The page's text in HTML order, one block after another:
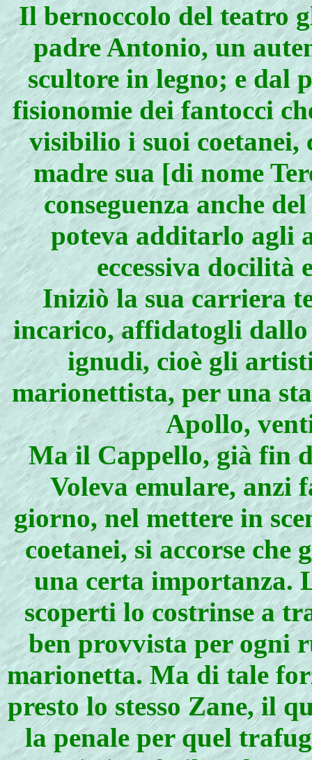
Il bernoccolo del teatro
padre Antonio, un
scultore in legno; e dal
fisionomie dei fantocci
visibilio i suoi coetanei,
madre sua [di nome
conseguenza anche
poteva additarlo agli
eccessiva docilità
Iniziò la sua carriera
incarico, affidatogli dallo
ignudi, cioè gli
marionettista, per una
Apollo,
Ma il Cappello, già fin
Voleva emulare, anzi
giorno, nel mettere in
coetanei, si accorse
una certa importanza.
scoperti lo costrinse a
ben provvista per ogni
marionetta. Ma di tale
presto lo stesso Zane, il
la penale per quel